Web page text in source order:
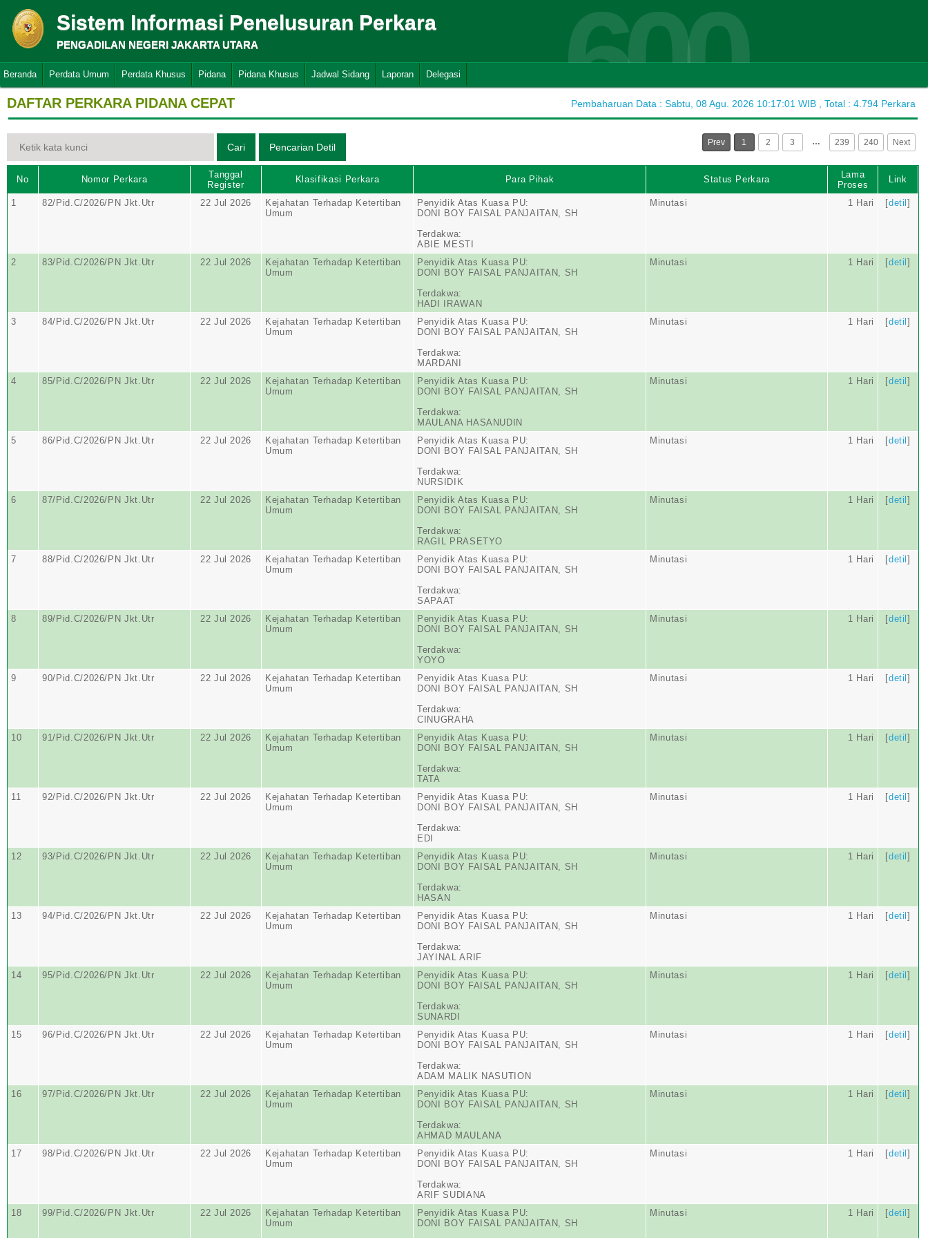
Sistem Informasi Penelusuran Perkara
PENGADILAN NEGERI JAKARTA UTARA 600
Beranda Perdata Umum Perdata Khusus Pidana Pidana Khusus Jadwal Sidang Laporan Delegasi
DAFTAR PERKARA PIDANA CEPAT Pembaharuan Data : Sabtu, 08 Agu. 2026 10:17:01 WIB , Total : 4.794 Perkara
Prev 1 2 3 … 239 240 Next
No Nomor Perkara
Tanggal
Register
Klasifikasi Perkara Para Pihak Status Perkara
Lama
Proses
Link
1 82/Pid.C/2026/PN Jkt.Utr 22 Jul 2026
Kejahatan Terhadap Ketertiban
Umum
Penyidik Atas Kuasa PU:
DONI BOY FAISAL PANJAITAN, SH
Terdakwa:
ABIE MESTI
Minutasi 1 Hari [detil]
2 83/Pid.C/2026/PN Jkt.Utr 22 Jul 2026
Kejahatan Terhadap Ketertiban
Umum
Penyidik Atas Kuasa PU:
DONI BOY FAISAL PANJAITAN, SH
Terdakwa:
HADI IRAWAN
Minutasi 1 Hari [detil]
3 84/Pid.C/2026/PN Jkt.Utr 22 Jul 2026
Kejahatan Terhadap Ketertiban
Umum
Penyidik Atas Kuasa PU:
DONI BOY FAISAL PANJAITAN, SH
Terdakwa:
MARDANI
Minutasi 1 Hari [detil]
4 85/Pid.C/2026/PN Jkt.Utr 22 Jul 2026
Kejahatan Terhadap Ketertiban
Umum
Penyidik Atas Kuasa PU:
DONI BOY FAISAL PANJAITAN, SH
Terdakwa:
MAULANA HASANUDIN
Minutasi 1 Hari [detil]
5 86/Pid.C/2026/PN Jkt.Utr 22 Jul 2026
Kejahatan Terhadap Ketertiban
Umum
Penyidik Atas Kuasa PU:
DONI BOY FAISAL PANJAITAN, SH
Terdakwa:
NURSIDIK
Minutasi 1 Hari [detil]
6 87/Pid.C/2026/PN Jkt.Utr 22 Jul 2026
Kejahatan Terhadap Ketertiban
Umum
Penyidik Atas Kuasa PU:
DONI BOY FAISAL PANJAITAN, SH
Terdakwa:
RAGIL PRASETYO
Minutasi 1 Hari [detil]
7 88/Pid.C/2026/PN Jkt.Utr 22 Jul 2026
Kejahatan Terhadap Ketertiban
Umum
Penyidik Atas Kuasa PU:
DONI BOY FAISAL PANJAITAN, SH
Terdakwa:
SAPAAT
Minutasi 1 Hari [detil]
8 89/Pid.C/2026/PN Jkt.Utr 22 Jul 2026
Kejahatan Terhadap Ketertiban
Umum
Penyidik Atas Kuasa PU:
DONI BOY FAISAL PANJAITAN, SH
Terdakwa:
YOYO
Minutasi 1 Hari [detil]
9 90/Pid.C/2026/PN Jkt.Utr 22 Jul 2026
Kejahatan Terhadap Ketertiban
Umum
Penyidik Atas Kuasa PU:
DONI BOY FAISAL PANJAITAN, SH
Terdakwa:
CINUGRAHA
Minutasi 1 Hari [detil]
10 91/Pid.C/2026/PN Jkt.Utr 22 Jul 2026
Kejahatan Terhadap Ketertiban
Umum
Penyidik Atas Kuasa PU:
DONI BOY FAISAL PANJAITAN, SH
Terdakwa:
TATA
Minutasi 1 Hari [detil]
11 92/Pid.C/2026/PN Jkt.Utr 22 Jul 2026
Kejahatan Terhadap Ketertiban
Umum
Penyidik Atas Kuasa PU:
DONI BOY FAISAL PANJAITAN, SH
Terdakwa:
EDI
Minutasi 1 Hari [detil]
12 93/Pid.C/2026/PN Jkt.Utr 22 Jul 2026
Kejahatan Terhadap Ketertiban
Umum
Penyidik Atas Kuasa PU:
DONI BOY FAISAL PANJAITAN, SH
Terdakwa:
HASAN
Minutasi 1 Hari [detil]
13 94/Pid.C/2026/PN Jkt.Utr 22 Jul 2026
Kejahatan Terhadap Ketertiban
Umum
Penyidik Atas Kuasa PU:
DONI BOY FAISAL PANJAITAN, SH
Terdakwa:
JAYINAL ARIF
Minutasi 1 Hari [detil]
14 95/Pid.C/2026/PN Jkt.Utr 22 Jul 2026
Kejahatan Terhadap Ketertiban
Umum
Penyidik Atas Kuasa PU:
DONI BOY FAISAL PANJAITAN, SH
Terdakwa:
SUNARDI
Minutasi 1 Hari [detil]
15 96/Pid.C/2026/PN Jkt.Utr 22 Jul 2026
Kejahatan Terhadap Ketertiban
Umum
Penyidik Atas Kuasa PU:
DONI BOY FAISAL PANJAITAN, SH
Terdakwa:
ADAM MALIK NASUTION
Minutasi 1 Hari [detil]
16 97/Pid.C/2026/PN Jkt.Utr 22 Jul 2026
Kejahatan Terhadap Ketertiban
Umum
Penyidik Atas Kuasa PU:
DONI BOY FAISAL PANJAITAN, SH
Terdakwa:
AHMAD MAULANA
Minutasi 1 Hari [detil]
17 98/Pid.C/2026/PN Jkt.Utr 22 Jul 2026
Kejahatan Terhadap Ketertiban
Umum
Penyidik Atas Kuasa PU:
DONI BOY FAISAL PANJAITAN, SH
Terdakwa:
ARIF SUDIANA
Minutasi 1 Hari [detil]
18 99/Pid.C/2026/PN Jkt.Utr 22 Jul 2026
Kejahatan Terhadap Ketertiban
Umum
Penyidik Atas Kuasa PU:
DONI BOY FAISAL PANJAITAN, SH
Minutasi 1 Hari [detil]